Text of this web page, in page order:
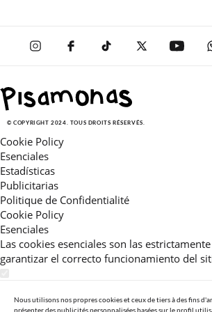
© COPYRIGHT 2024. TOUS DROITS RÉSERVÉS.
Cookie Policy
Esenciales
Estadísticas
Publicitarias
Politique de Confidentialité
Cookie Policy
Esenciales
Las cookies esenciales son las
garantizar el correcto funcionamiento del
Estas cookies nos permiten ofrecerle una
Nous utilisons nos propres cookies et ceux de tiers à des fins
présenter des publicités personnalisées basées sur le profil